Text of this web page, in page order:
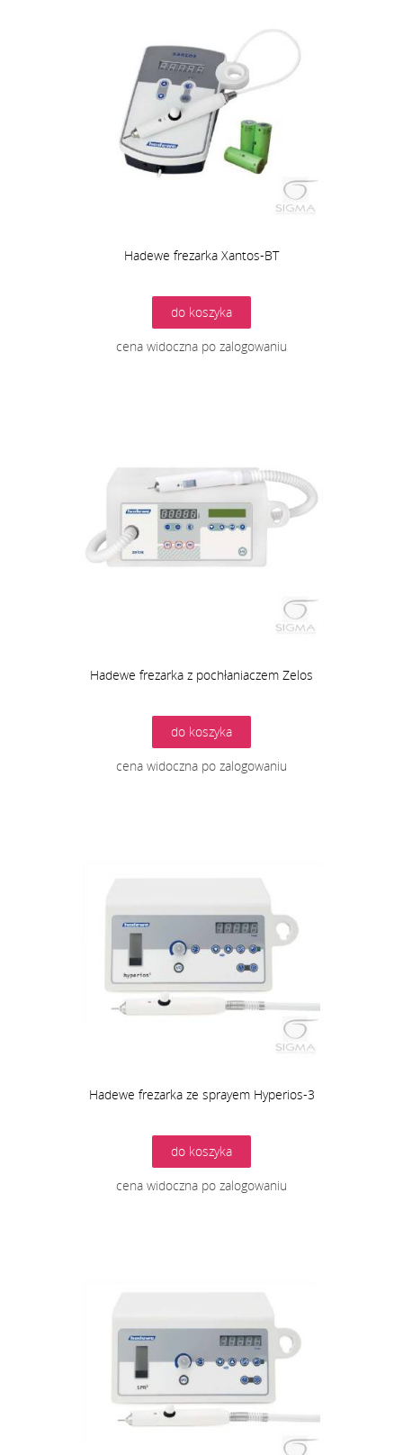
Hadewe frezarka Xantos-BT
do koszyka
cena widoczna po zalogowaniu
Hadewe frezarka z pochłaniaczem Zelos
do koszyka
cena widoczna po zalogowaniu
Hadewe frezarka ze sprayem Hyperios-3
do koszyka
cena widoczna po zalogowaniu